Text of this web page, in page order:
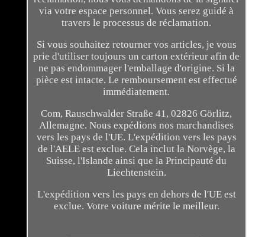
via votre espace personnel. Vous serez guidé à
travers le processus de réclamation.
Si vous souhaitez retourner vos articles, je vous
prie d'utiliser toujours un carton extérieur afin de
ne pas endommager l'emballage d'origine. Si la
pièce est intacte. Le remboursement est effectué
immédiatement.
Com, Rauschwalder Straße 41, 02826 Görlitz,
Allemagne. Nous expédions nos marchandises
vers les pays de l'UE. L'expédition vers les pays
de l'AELE est exclue. Cela inclut la Norvège, la
Suisse, l'Islande ainsi que la Principauté du
Liechtenstein.
L'expédition vers les pays en dehors de l'UE est
exclue. Votre voiture mérite le meilleur.